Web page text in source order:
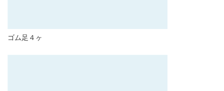
ゴム足４ヶ